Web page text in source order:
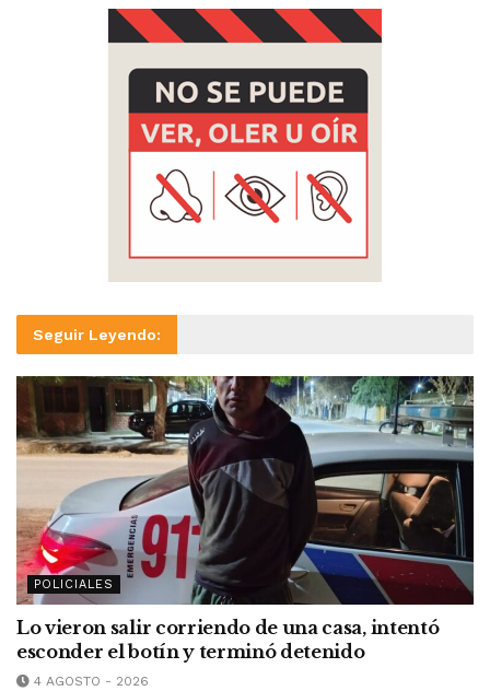
Seguir Leyendo:
POLICIALES
Lo vieron salir corriendo de una casa, intentó
esconder el botín y terminó detenido
4 AGOSTO - 2026